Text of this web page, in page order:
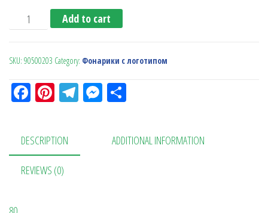
Фонарик quantity
Add to cart
SKU: 90500203 Category: Фонарики с логотипом
Fa
bo
ok
Pi
er
es
t
Te
a
M
se
n
ра
в
DESCRIPTION ADDITIONAL INFORMATION
REVIEWS (0)